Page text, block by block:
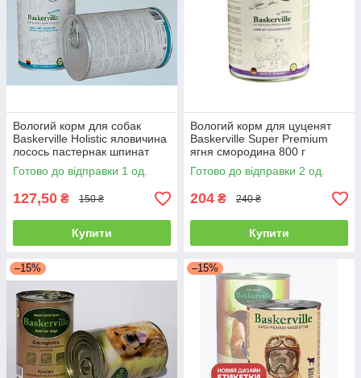
Вологий корм для собак
Baskerville Holistic яловичина
лосось пастернак шпинат
зелень 400 г
Готово до відправки 1 од.
127,50 ₴ 150 ₴
Купити
Вологий корм для цуценят
Baskerville Super Premium
ягня смородина 800 г
Готово до відправки 2 од.
204 ₴ 240 ₴
Купити
–15% –15%